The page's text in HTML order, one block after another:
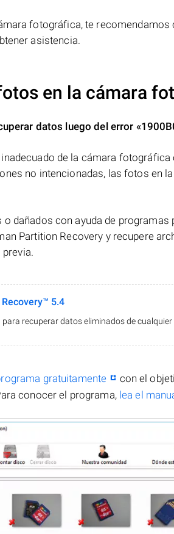
fotográfica, te
asistencia.
en la cámara
datos luego del error
de la cámara
no intencionadas, las fotos en
dañados con ayuda de
Partition Recovery y recupere
5.4
recuperar datos eliminados de cualquier
gratuitamente
con el
conocer el programa, lea el